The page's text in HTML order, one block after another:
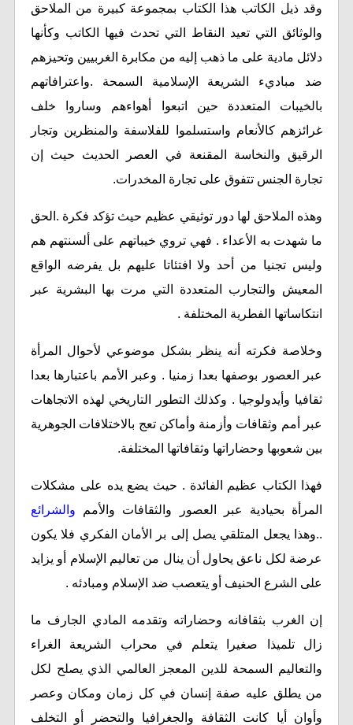
وقد ذيل الكاتب هذا الكتاب بمجموعة كبيرة من الملاحق
والوثائق التي تعيد النقاط التي تحدث فيها الكاتب وكأنها
دلائل مادية على ما ذهب إليه من مكابرة الغربيين وتحيزهم
ضد مباديء الشريعة الإسلامية السمحة .واعترافاتهم
بالخيبات المتعددة حين اتبعوا أهواءهم وساروا خلف
غرائزهم كالأنعام واستسلموا للفلاسفة والمنظرين وتجار
الرقيق والنخاسة المقنعة في العصر الحديث حيث إن
تجارة الجنس تتفوق على تجارة المخدرات.
وهذه الملاحق لها دور توثيقي عظيم حيث تؤكد فكرة .الحق
ما شهدت به الأعداء . فهي تروي خيباتهم على ألسنتهم هم
وليس تجنيا من أحد ولا افتئاتا عليهم بل يفرضه الواقع
المعيش والتجارب المتعددة التي مرت بها البشرية عبر
انتكاساتها الفطرية المختلفة .
وخلاصة فكرته أنه ينظر بشكل موضوعي لأحوال المرأة
عبر العصور بوصفها بعدا زمنيا . وعبر الأمم باعتبارها بعدا
ثقافيا وأيدولوجيا . وكذلك التطور التاريخي لهذه الاتجاهات
عبر أمم وثقافات وأزمنة وأماكن تعج بالاختلافات الجوهرية
بين شعوبها وحضاراتها وثقافاتها المختلفة.
فهذا الكتاب عظيم الفائدة . حيث يضع يده على مشكلات
المرأة بحيادية عبر العصور والثقافات والأمم والشرائع
..وهذا يجعل المتلقي يصل إلى بر الأمان الفكري فلا يكون
عرضة لكل ناعق يحاول أن ينال من تعاليم الإسلام أو يزايد
على الشرع الحنيف أو يتعصب ضد الإسلام ومبادئه .
إن الغرب بثقافانه وحضاراته وتقدمه المادي الجارف ما
زال تلميذا صغيرا يتعلم في محراب الشريعة الغراء
والتعاليم السمحة للدين المعجز العالمي الذي يصلح لكل
من يطلق عليه صفة إنسان في كل زمان ومكان وعصر
وأوان أيا كانت الثقافة والجغرافيا والتحضر أو التخلف